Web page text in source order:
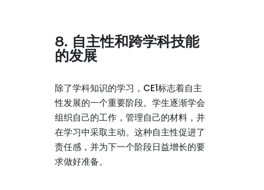
8. 自主性和跨学科技能
的发展
除了学科知识的学习，CE1标志着自主
性发展的一个重要阶段。学生逐渐学会
组织自己的工作，管理自己的材料，并
在学习中采取主动。这种自主性促进了
责任感，并为下一个阶段日益增长的要
求做好准备。